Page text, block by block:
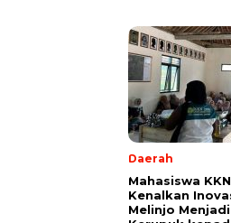
Daerah
Mahasiswa
Kenalkan
Melinjo